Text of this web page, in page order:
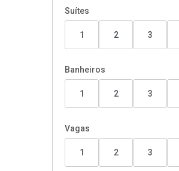
Suítes
1 2 3
Banheiros
1 2 3
Vagas
1 2 3